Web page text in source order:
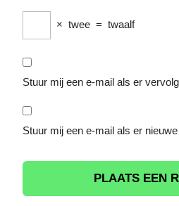
× twee = twaalf
Stuur mij een e-mail als er
Stuur mij een e-mail als er